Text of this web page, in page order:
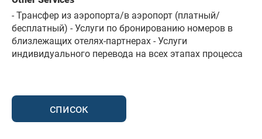
- Трансфер из аэропорта/в аэропорт (платный/
бесплатный) - Услуги по бронированию номеров в
близлежащих отелях-партнерах - Услуги
индивидуального перевода на всех этапах процесса
список